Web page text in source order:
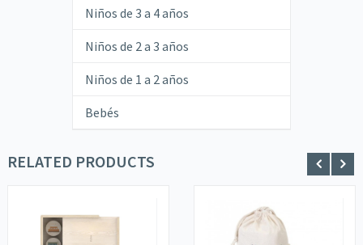
Niños de 3 a 4 años
Niños de 2 a 3 años
Niños de 1 a 2 años
Bebés
RELATED PRODUCTS